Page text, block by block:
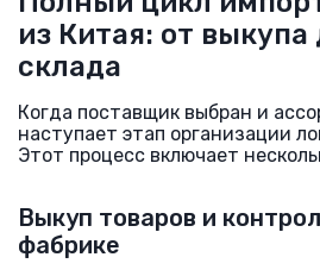
из Китая: от выкупа
склада
Когда поставщик выбран и
наступает этап организации
Этот процесс включает
Выкуп товаров и
фабрике